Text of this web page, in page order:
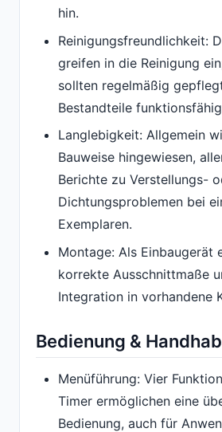
hin.
Reinigungsfreundlichkeit:
greifen in die Reinigung
sollten regelmäßig
Bestandteile
Langlebigkeit: Allgemein
Bauweise hingewiesen,
Berichte zu Verstellungs-
Dichtungsproblemen bei
Exemplaren.
Montage: Als Einbaugerät
korrekte Ausschnittmaße
Integration in vorhandene
Bedienung &
Menüführung: Vier
Timer ermöglichen eine
Bedienung, auch für